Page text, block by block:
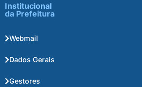
Institucional
da Prefeitura
Webmail
Dados Gerais
Gestores